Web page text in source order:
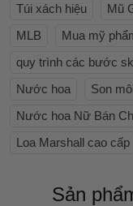
Túi xách hiệu
Mũ
MLB
Mua mỹ
quy trình các bước
Nước hoa
Son
Nước hoa Nữ Bán
Loa Marshall cao cấp
Sản